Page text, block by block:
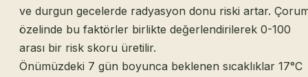
ve durgun gecelerde radyasyon donu riski artar.
özelinde bu faktörler birlikte değerlendirilerek 0-100
arası bir risk skoru üretilir.
Önümüzdeki 7 gün boyunca beklenen sıcaklıklar 17°C